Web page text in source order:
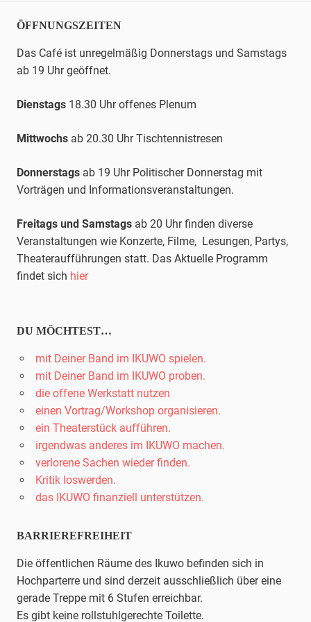
ÖFFNUNGSZEITEN
Das Café ist unregelmäßig Donnerstags und Samstags
ab 19 Uhr geöffnet.
Dienstags 18.30 Uhr offenes Plenum
Mittwochs ab 20.30 UhrTischtennistresen
Donnerstags ab 19 Uhr Politischer Donnerstag mit
Vorträgen und Informationsveranstaltungen.
Freitags und Samstags ab 20 Uhr finden diverse
Veranstaltungen wie Konzerte, Filme, Lesungen, Partys,
Theateraufführungen statt. Das Aktuelle Programm
findet sich hier
DU MÖCHTEST…
mit Deiner Band im IKUWO spielen.
mit Deiner Band im IKUWO proben.
die offene Werkstatt nutzen
einen Vortrag/Workshop organisieren.
ein Theaterstück aufführen.
irgendwas anderes im IKUWO machen.
verlorene Sachen wieder finden.
Kritik loswerden.
das IKUWO finanziell unterstützen.
BARRIEREFREIHEIT
Die öffentlichen Räume des Ikuwo befinden sich in
Hochparterre und sind derzeit ausschließlich über eine
gerade Treppe mit 6 Stufen erreichbar.
Es gibt keine rollstuhlgerechte Toilette.